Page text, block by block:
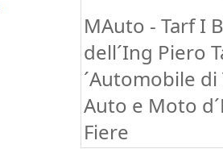
MAuto - Tarf I
dell´Ing Piero
´Automobile
Auto e Moto
Fiere